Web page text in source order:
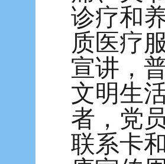
诊疗和
质医疗
宣讲，
文明生
者，党
联系卡